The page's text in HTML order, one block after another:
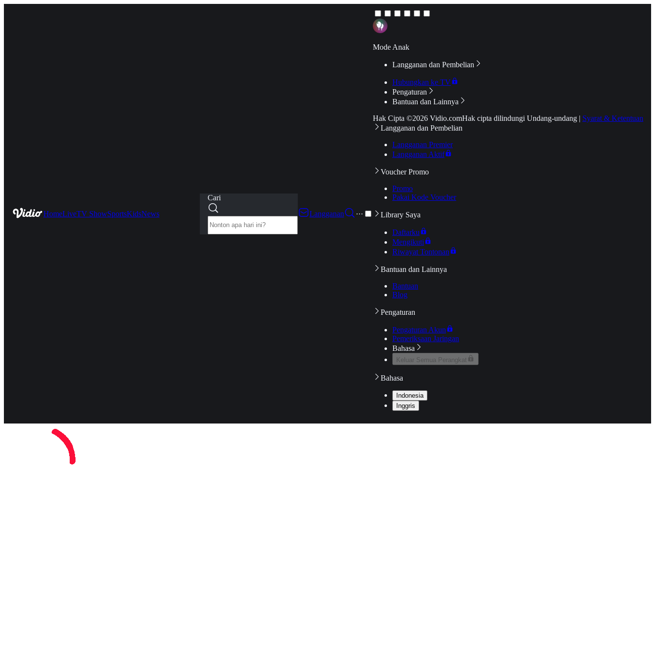
HomeLiveTV ShowSportsKidsNews
Cari
Langganan
···
Mode Anak
Langganan dan Pembelian
Hubungkan ke TV
Pengaturan
Bantuan dan Lainnya
Hak Cipta ©2026 Vidio.comHak cipta dilindungi Undang-undang | Syarat & Ketentuan
Langganan dan Pembelian
Langganan Premier
Langganan Aktif
Voucher Promo
Promo
Pakai Kode Voucher
Library Saya
Daftarku
Mengikuti
Riwayat Tontonan
Bantuan dan Lainnya
Bantuan
Blog
Pengaturan
Pengaturan Akun
Pemeriksaan Jaringan
Bahasa
Keluar Semua Perangkat
Bahasa
Indonesia
Inggris